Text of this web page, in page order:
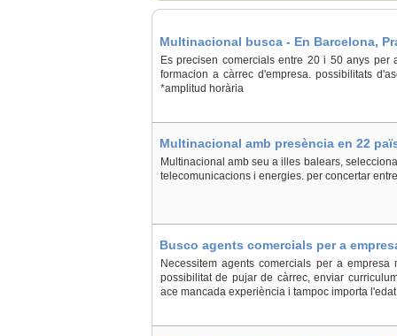
Multinacional busca - En Barcelona,
Es precisen comercials entre 20 i 50 anys per
formacion a càrrec d'empresa. possibilitats
*amplitud horària
Multinacional amb presència en 22
Palma de Mallorca
Multinacional amb seu a illes balears,
telecomunicacions i energies. per concertar
Busco agents comercials per a
Necessitem agents comercials per a
possibilitat de pujar de càrrec, enviar
ace mancada experiència i tampoc importa